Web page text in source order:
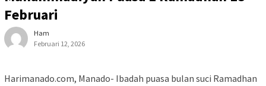
Februari
Ham
Februari 12, 2026
Harimanado.com, Manado- Ibadah puasa bulan suci Ramadhan